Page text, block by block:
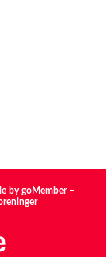
by goMember –